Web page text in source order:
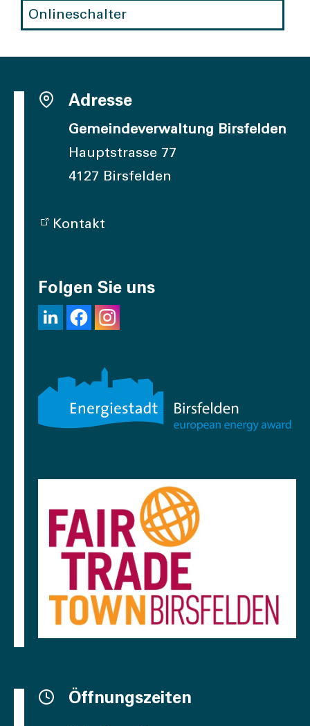
Onlineschalter
Adresse
Gemeindeverwaltung Birsfelden
Hauptstrasse 77
4127 Birsfelden
Kontakt
Folgen Sie uns
Öffnungszeiten